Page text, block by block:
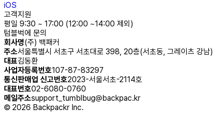
iOS
고객지원
평일 9:30 ~ 17:00 (12:00 ~14:00 제외)
텀블벅에 문의
회사명(주) 백패커
주소서울특별시 서초구 서초대로 398, 20층(서초동, 그레이츠 강남)
대표김동환
사업자등록번호107-87-83297
통신판매업 신고번호2023-서울서초-2114호
대표번호02-6080-0760
메일주소support_tumblbug@backpac.kr
© 2026 Backpackr Inc.